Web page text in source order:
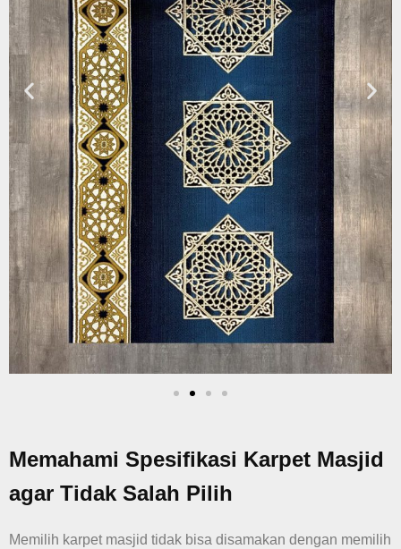
Memahami Spesifikasi Karpet Masjid
agar Tidak Salah Pilih
Memilih karpet masjid tidak bisa disamakan dengan memilih